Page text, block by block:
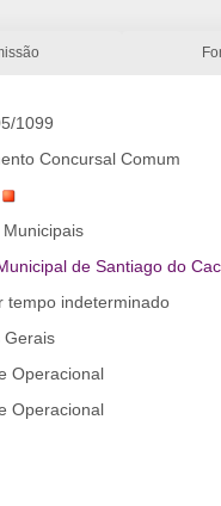
1099
Concursal Comum
de Santiago do
tempo indeterminado
Gerais
Operacional
Operacional